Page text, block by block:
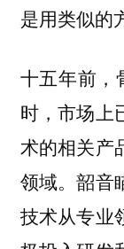
是用类似的
十五年前，
时，市场上
术的相关产
领域。韶音
技术从专业